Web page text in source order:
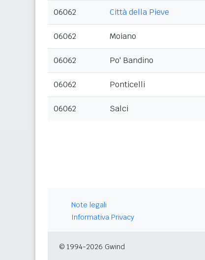
06062 Città della Pieve
06062 Moiano
06062 Po' Bandino
06062 Ponticelli
06062 Salci
Note legali
Informativa Privacy
© 1994-2026 Gwind